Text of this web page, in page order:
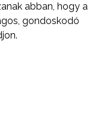
abban, hogy a
gondoskodó